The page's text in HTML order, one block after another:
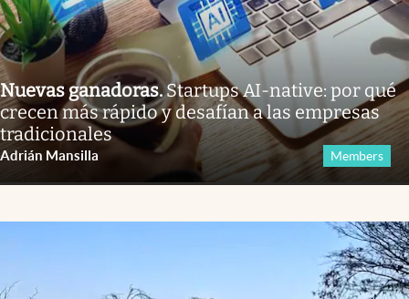
Nuevas ganadoras.Startups AI-native: por qué
crecen más rápido y desafían a las empresas
tradicionales
Adrián Mansilla Members